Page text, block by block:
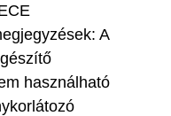
A
használható